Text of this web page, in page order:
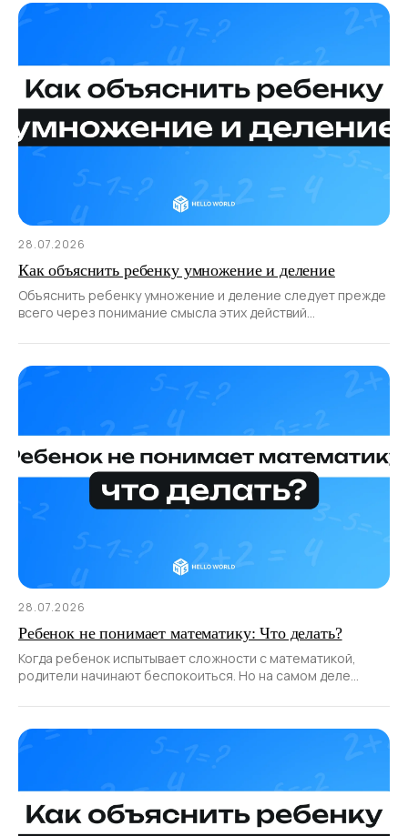
28.07.2026
Как объяснить ребенку умножение и деление
Объяснить ребенку умножение и деление следует прежде
всего через понимание смысла этих действий
28.07.2026
Ребенок не понимает математику: Что делать?
Когда ребенок испытывает сложности с математикой,
родители начинают беспокоиться. Но на самом деле
трудности именно с этой дисциплиной.